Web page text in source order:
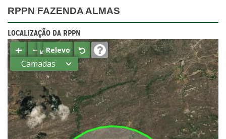
RPPN FAZENDA ALMAS
LOCALIZAÇÃO DA RPPN
+ −⤢Relevo
Camadas
Estados
Municípios
Terras
indígenas
(FUNAI)